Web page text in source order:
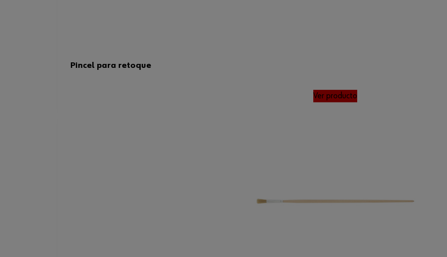
Pincel para retoque
Ver producto